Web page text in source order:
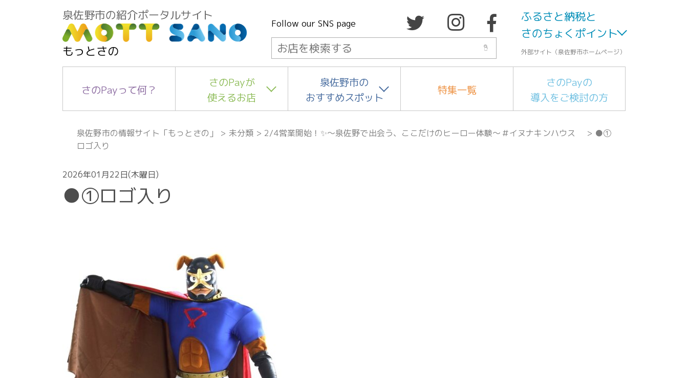
泉佐野市の紹介ポータルサイト
もっとさの
Follow our SNS page
ふるさと納税と
さのちょくポイント
外部サイト（泉佐野市ホームページ）
さのPayって何？
さのPayが
使えるお店
泉佐野市の
おすすめスポット
特集一覧
さのPayの
導入をご検討の方
泉佐野市の情報サイト「もっとさの」 > 未分類 > 2/4営業開始！✨～泉佐野で出会う、ここだけのヒーロー体験～＃イヌナキンハウス > ●①
ロゴ入り
2026年01月22日(木曜日)
●①ロゴ入り